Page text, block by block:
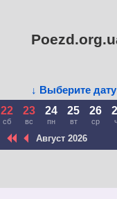
↓ Выберите
22
сб
23
вс
24
пн
25
вт
26
ср
Август 2026